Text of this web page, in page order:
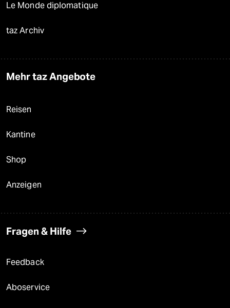
Le Monde diplomatique
taz Archiv
Mehr taz Angebote
Reisen
Kantine
Shop
Anzeigen
Fragen & Hilfe
Feedback
Aboservice